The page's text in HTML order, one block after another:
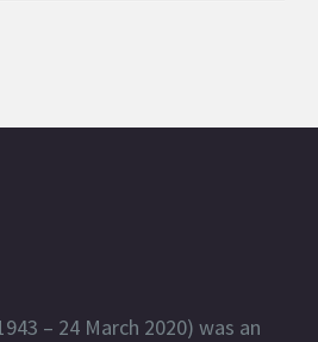
– 24 March 2020) was an